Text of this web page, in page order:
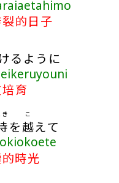
的日子
るように
育
き
を越
こ
えて
時光